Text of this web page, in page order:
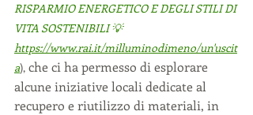
RISPARMIO ENERGETICO E DEGLI STILI DI
VITA SOSTENIBILI 💡
https://www.rai.it/milluminodimeno/un'uscit
a), che ci ha permesso di esplorare
alcune iniziative locali dedicate al
recupero e riutilizzo di materiali, in